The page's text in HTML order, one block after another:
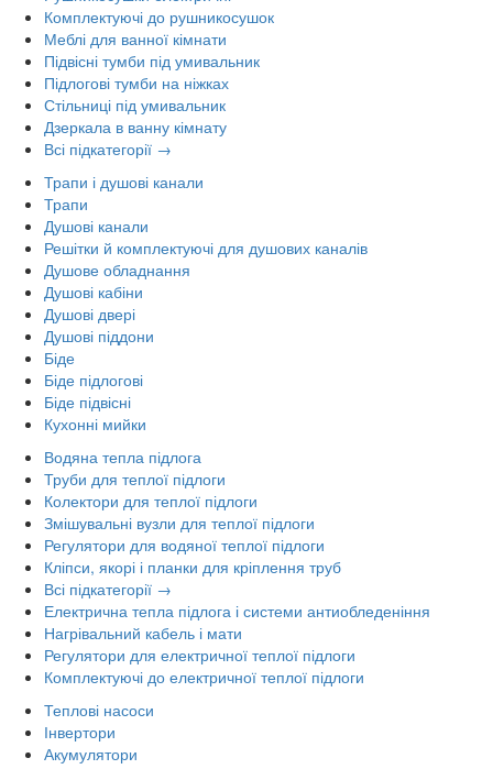
Комплектуючі до рушникосушок
Меблі для ванної кімнати
Підвісні тумби під умивальник
Підлогові тумби на ніжках
Стільниці під умивальник
Дзеркала в ванну кімнату
Всі підкатегорії →
Трапи і душові канали
Трапи
Душові канали
Решітки й комплектуючі для душових каналів
Душове обладнання
Душові кабіни
Душові двері
Душові піддони
Біде
Біде підлогові
Біде підвісні
Кухонні мийки
Водяна тепла підлога
Труби для теплої підлоги
Колектори для теплої підлоги
Змішувальні вузли для теплої підлоги
Регулятори для водяної теплої підлоги
Кліпси, якорі і планки для кріплення труб
Всі підкатегорії →
Електрична тепла підлога і системи антиобледеніння
Нагрівальний кабель і мати
Регулятори для електричної теплої підлоги
Комплектуючі до електричної теплої підлоги
Теплові насоси
Інвертори
Акумулятори